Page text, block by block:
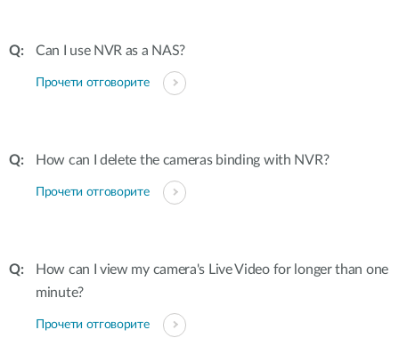
Can I use NVR as a NAS?
Прочети отговорите
How can I delete the cameras binding with NVR?
Прочети отговорите
How can I view my camera's Live Video for longer than one
minute?
Прочети отговорите